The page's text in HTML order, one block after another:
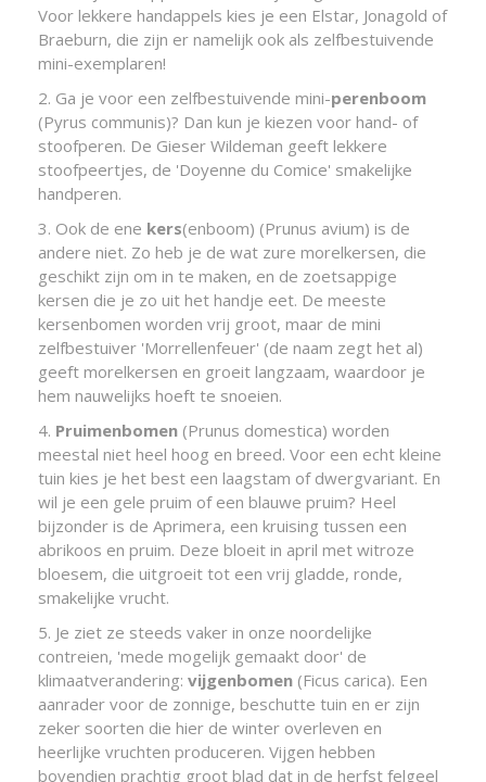
Voor lekkere handappels kies je een Elstar, Jonagold of
Braeburn, die zijn er namelijk ook als zelfbestuivende
mini-exemplaren!
2. Ga je voor een zelfbestuivende mini-perenboom
(Pyrus communis)? Dan kun je kiezen voor hand- of
stoofperen. De Gieser Wildeman geeft lekkere
stoofpeertjes, de 'Doyenne du Comice' smakelijke
handperen.
3. Ook de ene kers(enboom) (Prunus avium) is de
andere niet. Zo heb je de wat zure morelkersen, die
geschikt zijn om in te maken, en de zoetsappige
kersen die je zo uit het handje eet. De meeste
kersenbomen worden vrij groot, maar de mini
zelfbestuiver 'Morrellenfeuer' (de naam zegt het al)
geeft morelkersen en groeit langzaam, waardoor je
hem nauwelijks hoeft te snoeien.
4. Pruimenbomen (Prunus domestica) worden
meestal niet heel hoog en breed. Voor een echt kleine
tuin kies je het best een laagstam of dwergvariant. En
wil je een gele pruim of een blauwe pruim? Heel
bijzonder is de Aprimera, een kruising tussen een
abrikoos en pruim. Deze bloeit in april met witroze
bloesem, die uitgroeit tot een vrij gladde, ronde,
smakelijke vrucht.
5. Je ziet ze steeds vaker in onze noordelijke
contreien, 'mede mogelijk gemaakt door' de
klimaatverandering: vijgenbomen (Ficus carica). Een
aanrader voor de zonnige, beschutte tuin en er zijn
zeker soorten die hier de winter overleven en
heerlijke vruchten produceren. Vijgen hebben
bovendien prachtig groot blad dat in de herfst felgeel